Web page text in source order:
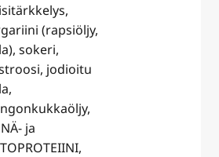
(rapsiöljy,
sokeri,
jodioitu
ja